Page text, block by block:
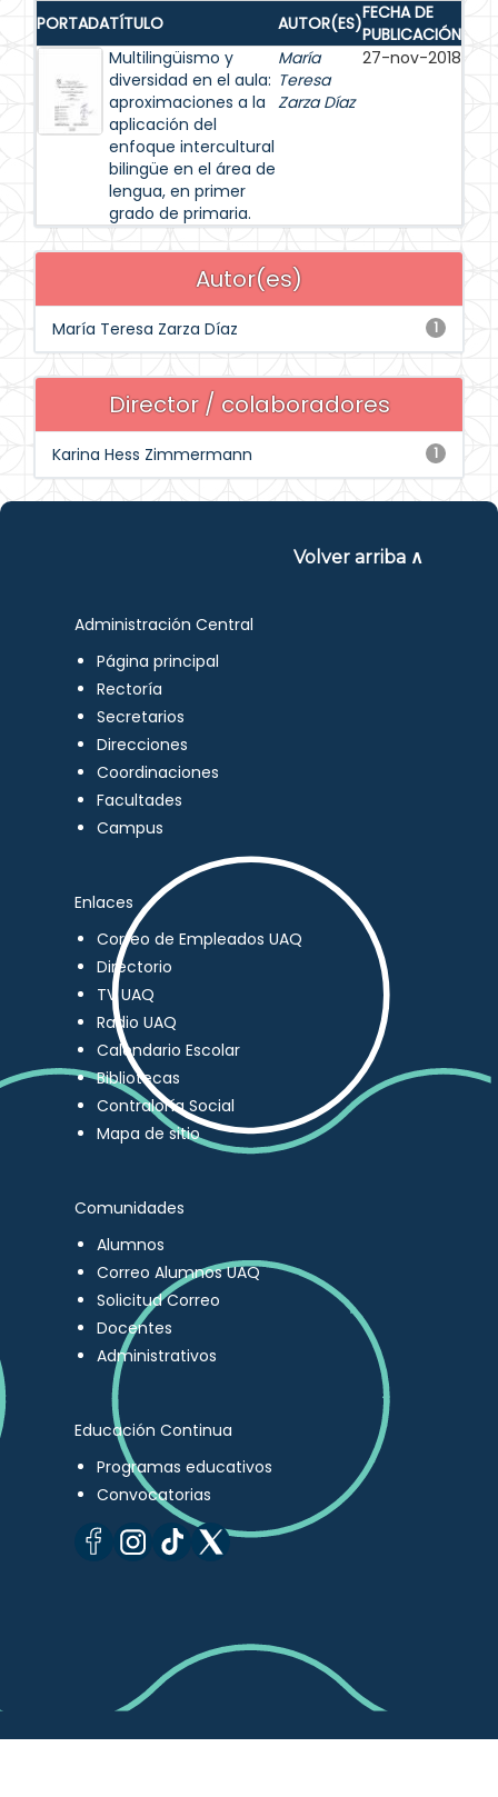
PORTADATÍTULO AUTOR(ES)FECHA DE
PUBLICACIÓN
Multilingüismo y
diversidad en el aula:
aproximaciones a la
aplicación del
enfoque intercultural
bilingüe en el área de
lengua, en primer
grado de primaria.
María
Teresa
Zarza Díaz
27-nov-2018
Autor(es)
1
María Teresa Zarza Díaz
Director / colaboradores
1
Karina Hess Zimmermann
Volver arriba ∧
Administración Central
Página principal
Rectoría
Secretarios
Direcciones
Coordinaciones
Facultades
Campus
Enlaces
Correo de Empleados UAQ
Directorio
TV UAQ
Radio UAQ
Calendario Escolar
Bibliotecas
Contraloría Social
Mapa de sitio
Comunidades
Alumnos
Correo Alumnos UAQ
Solicitud Correo
Docentes
Administrativos
Educación Continua
Programas educativos
Convocatorias